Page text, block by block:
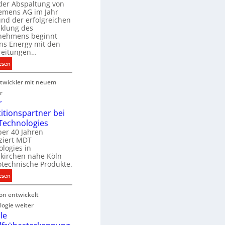
e
P
k
Abspaltung von
AG im Jahr
der erfolgreichen
des
beginnt
Energy mit den
:
S
i
e
n
s
E
n
e
r
g
y
w
i
mit neuem
bei
40 Jahren
MDT
in
nahe Köln
Produkte.
:
N
e
u
r
entwickelt
weiter